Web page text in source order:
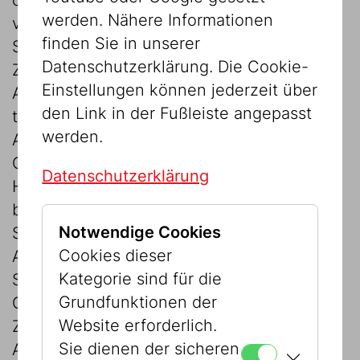
verschiedene alltägliche und skurrile
Situationen. So unbeschwert die
Zeichnungen wirken, so ernsthaft ist ihre
Aussage: Islam, Christentum und Judentum
teilen trotz der unterschiedlichen
Auslegung der Schriften eine gemeinsame
Geschichte. Ihre Wünsche, Träume und
Hoffnungen liegen letztendlich ganz nah
beieinander.
Shakines Ölkreidebilder sind sozusagen
Anti-Karikaturen: Sie brechen mit
Stereotypen und lenken den Blick auf das
Gemeinsame: auf Menschlichkeit, Neugier,
Zweifel, Hoffnung und Glaube. Seine
Arbeiten sind leicht zugänglich, zugleich
werden. Nähere Informationen
finden Sie in unserer
Datenschutzerklärung. Die Cookie-
Einstellungen können jederzeit über
den Link in der Fußleiste angepasst
werden.
Datenschutzerklärung
Notwendige Cookies
Cookies dieser
Kategorie sind für die
Grundfunktionen der
Website erforderlich.
Sie dienen der sicheren